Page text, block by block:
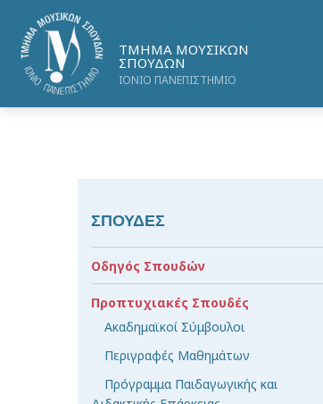
ΤΜΗΜΑ ΜΟΥΣΙΚΩΝ
ΣΠΟΥΔΩΝ
ΙΟΝΙΟ ΠΑΝΕΠΙΣΤΗΜΙΟ
ΣΠΟΥΔΕΣ
Οδηγός Σπουδών
Προπτυχιακές Σπουδές
Ακαδημαϊκοί Σύμβουλοι
Περιγραφές Μαθημάτων
Πρόγραμμα Παιδαγωγικής και